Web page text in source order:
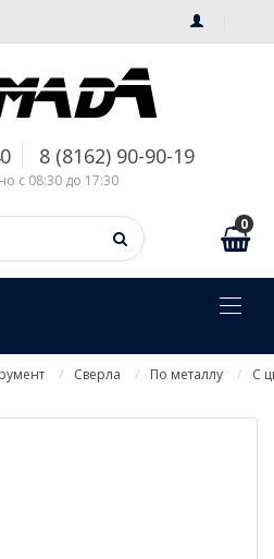
8 (8162) 90-90-19
с 08:30 до 17:30
0
Сверла По металлу С